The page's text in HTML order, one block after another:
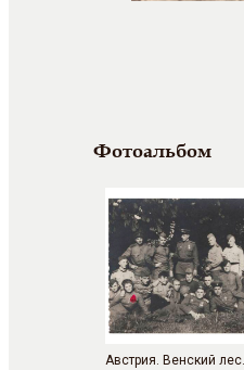
Фотоальбом
Австрия. Венский